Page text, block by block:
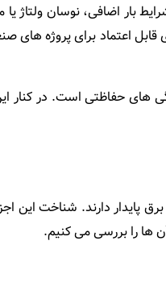
بار اضافی، نوسان ولتاژ
اعتماد برای پروژه‌
های حفاظتی است. در
دارند. شناخت این
ها را بررسی می کنیم.